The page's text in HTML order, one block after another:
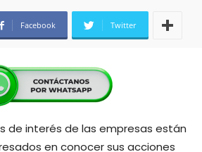
Facebook Twitter
de interés de las empresas están
en conocer sus acciones